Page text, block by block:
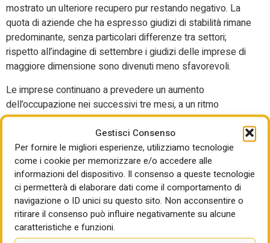
Gestisci Consenso
Per fornire le migliori esperienze, utilizziamo tecnologie
come i cookie per memorizzare e/o accedere alle
informazioni del dispositivo. Il consenso a queste tecnologie
ci permetterà di elaborare dati come il comportamento di
navigazione o ID unici su questo sito. Non acconsentire o
ritirare il consenso può influire negativamente su alcune
caratteristiche e funzioni.
mostrato un ulteriore recupero pur restando negativo. La
quota di aziende che ha espresso giudizi di stabilità rimane
predominante, senza particolari differenze tra settori;
rispetto all’indagine di settembre i giudizi delle imprese di
maggiore dimensione sono divenuti meno sfavorevoli.
Le imprese continuano a prevedere un aumento
dell’occupazione nei successivi tre mesi, a un ritmo
sostanzialmente invariato rispetto alla precedente indagine
nell’industria in senso stretto e nei servizi, più sostenuto
nelle costruzioni. Rispetto alla rilevazione di fine 2024 è
diminuita la quota di imprese che si attende un aumento
nominale dei salari nei prossimi 12 mesi superiore al 4 per
cento, in particolare per le aziende dell’industria e dei
servizi (a 4, da 8). Per il complesso delle imprese
l’aumento del salario nominale, a parità di inquadramento,
atteso per i prossimi 12 mesi si colloca in media al 2,2 per